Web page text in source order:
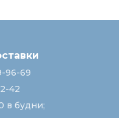
96-69
42
в будни;